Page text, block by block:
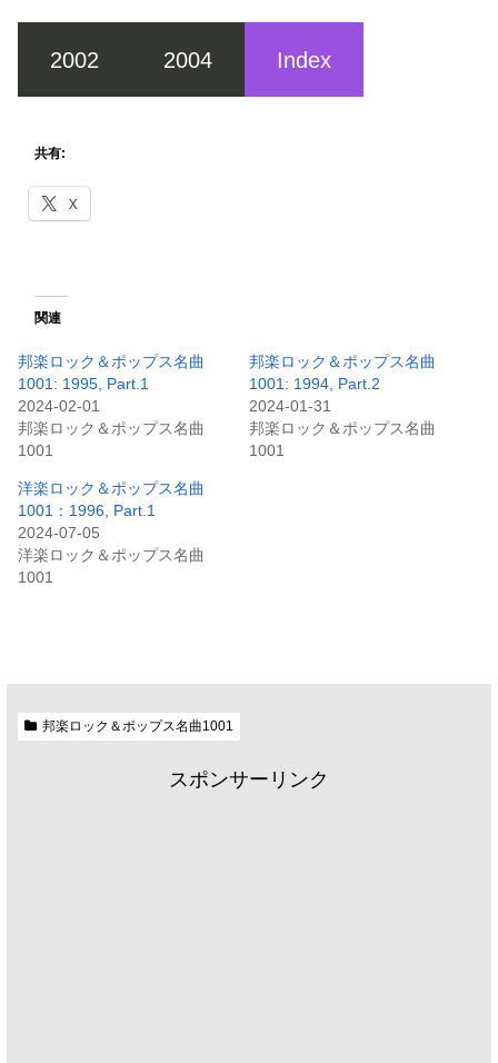
2002 2004 Index
共有:
X
関連
邦楽ロック＆ポップス名曲
1001: 1995, Part.1
2024-02-01
邦楽ロック＆ポップス名曲
1001
邦楽ロック＆ポップス名曲
1001: 1994, Part.2
2024-01-31
邦楽ロック＆ポップス名曲
1001
洋楽ロック＆ポップス名曲
1001：1996, Part.1
2024-07-05
洋楽ロック＆ポップス名曲
1001
邦楽ロック＆ポップス名曲1001
スポンサーリンク